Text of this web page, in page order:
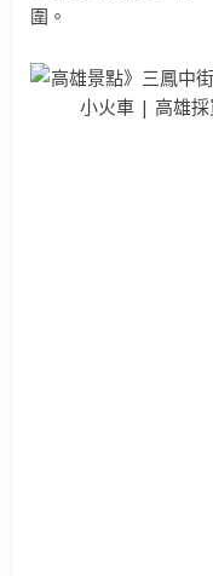
圍。